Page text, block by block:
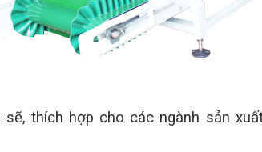
sẽ, thích hợp cho các ngành sản